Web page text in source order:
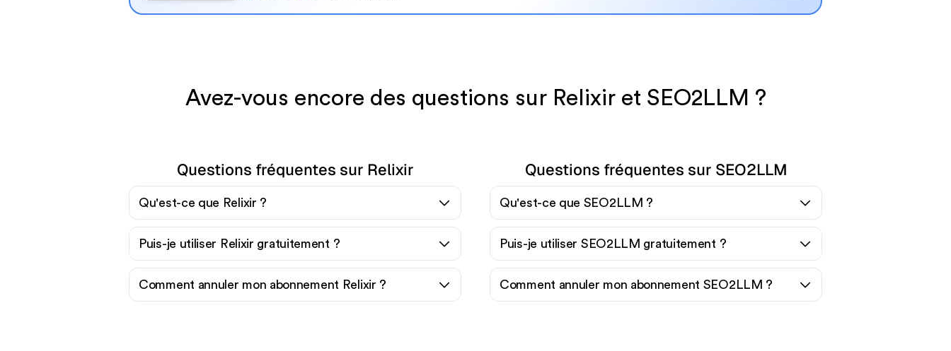
Avez-vous encore des questions sur Relixir et SEO2LLM ?
Questions fréquentes sur Relixir
Qu'est-ce que Relixir ?
Puis-je utiliser Relixir gratuitement ?
Comment annuler mon abonnement Relixir ?
Questions fréquentes sur SEO2LLM
Qu'est-ce que SEO2LLM ?
Puis-je utiliser SEO2LLM gratuitement ?
Comment annuler mon abonnement SEO2LLM ?